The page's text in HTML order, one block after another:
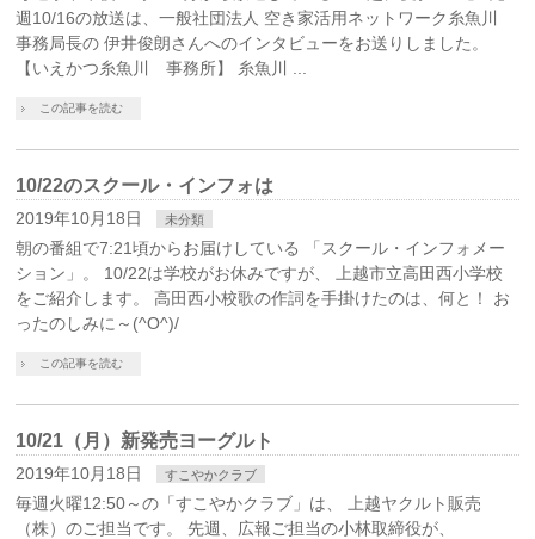
週10/16の放送は、一般社団法人 空き家活用ネットワーク糸魚川
事務局長の 伊井俊朗さんへのインタビューをお送りしました。
【いえかつ糸魚川 事務所】 糸魚川 ...
この記事を読む
10/22のスクール・インフォは
2019年10月18日 未分類
朝の番組で7:21頃からお届けしている 「スクール・インフォメー
ション」。 10/22は学校がお休みですが、 上越市立高田西小学校
をご紹介します。 高田西小校歌の作詞を手掛けたのは、何と！ お
ったのしみに～(^O^)/
この記事を読む
10/21（月）新発売ヨーグルト
2019年10月18日 すこやかクラブ
毎週火曜12:50～の「すこやかクラブ」は、 上越ヤクルト販売
（株）のご担当です。 先週、広報ご担当の小林取締役が、